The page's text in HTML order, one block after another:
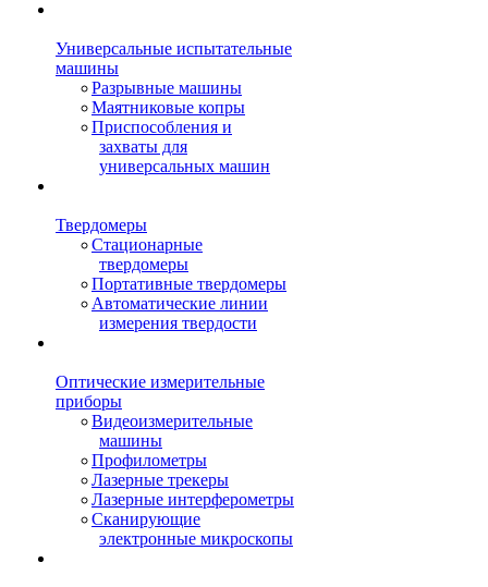
Универсальные испытательные
машины
Разрывные машины
Маятниковые копры
Приспособления и
захваты для
универсальных машин
Твердомеры
Стационарные
твердомеры
Портативные твердомеры
Автоматические линии
измерения твердости
Оптические измерительные
приборы
Видеоизмерительные
машины
Профилометры
Лазерные трекеры
Лазерные интерферометры
Сканирующие
электронные микроскопы